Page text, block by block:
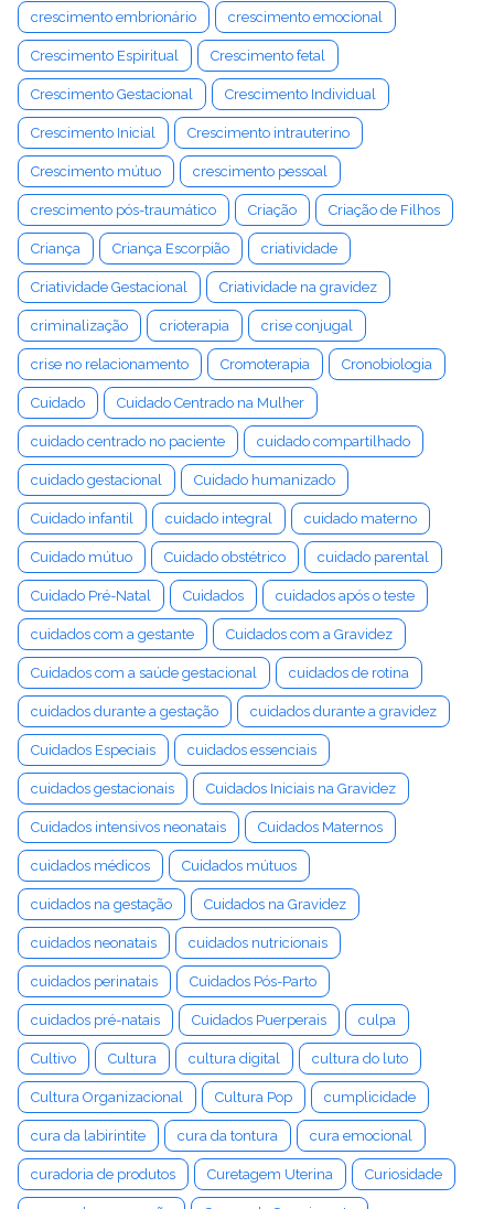
crescimento embrionário crescimento emocional
Crescimento Espiritual Crescimento fetal
Crescimento Gestacional Crescimento Individual
Crescimento Inicial Crescimento intrauterino
Crescimento mútuo crescimento pessoal
crescimento pós-traumático Criação Criação de Filhos
Criança Criança Escorpião criatividade
Criatividade Gestacional Criatividade na gravidez
criminalização crioterapia crise conjugal
crise no relacionamento Cromoterapia Cronobiologia
Cuidado Cuidado Centrado na Mulher
cuidado centrado no paciente cuidado compartilhado
cuidado gestacional Cuidado humanizado
Cuidado infantil cuidado integral cuidado materno
Cuidado mútuo Cuidado obstétrico cuidado parental
Cuidado Pré-Natal Cuidados cuidados após o teste
cuidados com a gestante Cuidados com a Gravidez
Cuidados com a saúde gestacional cuidados de rotina
cuidados durante a gestação cuidados durante a gravidez
Cuidados Especiais cuidados essenciais
cuidados gestacionais Cuidados Iniciais na Gravidez
Cuidados intensivos neonatais Cuidados Maternos
cuidados médicos Cuidados mútuos
cuidados na gestação Cuidados na Gravidez
cuidados neonatais cuidados nutricionais
cuidados perinatais Cuidados Pós-Parto
cuidados pré-natais Cuidados Puerperais culpa
Cultivo Cultura cultura digital cultura do luto
Cultura Organizacional Cultura Pop cumplicidade
cura da labirintite cura da tontura cura emocional
curadoria de produtos Curetagem Uterina Curiosidade